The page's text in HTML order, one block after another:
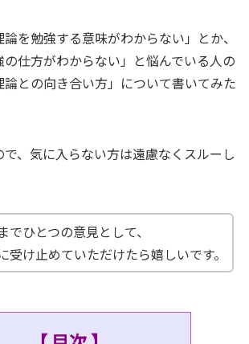
を勉強する意味がわからない」とか、
の仕方がわからない」と悩んでいる人の
論との向き合い方」について書いてみた
、気に入らない方は遠慮なくスルーし
でひとつの意見として、
受け止めていただけたら嬉しいです。